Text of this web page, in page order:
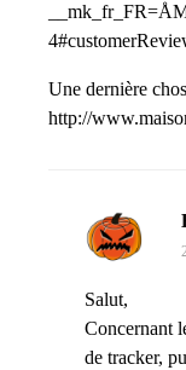
Une dernière
http://
Salut,
Concernant
de tracker,